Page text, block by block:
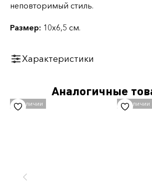
неповторимый стиль.
Размер: 10x6,5 см.
Характеристики
Golden Concept
Shopify tags
Цвет
Аналогичные